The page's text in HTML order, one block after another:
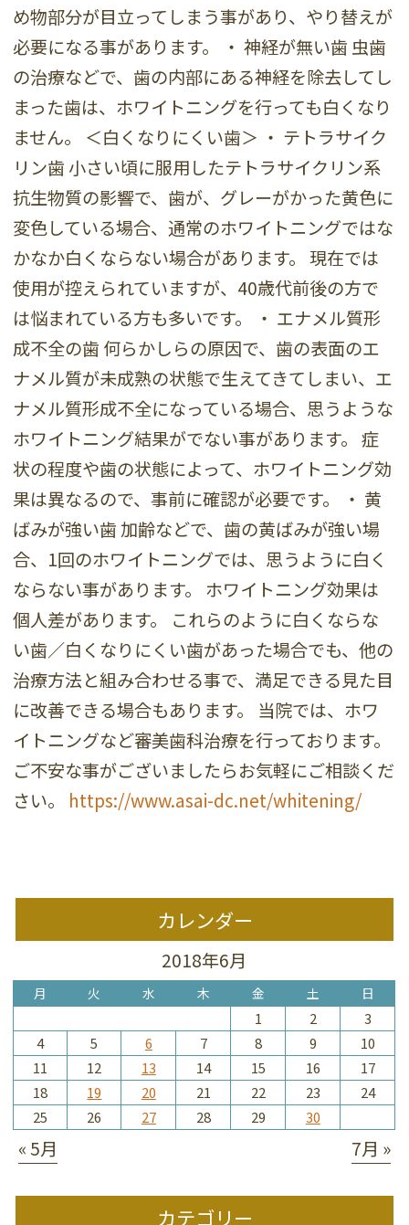
め物部分が目立ってしまう事があり、やり替えが
必要になる事があります。 ・ 神経が無い歯 虫歯
の治療などで、歯の内部にある神経を除去してし
まった歯は、ホワイトニングを行っても白くなり
ません。 ＜白くなりにくい歯＞ ・ テトラサイク
リン歯 小さい頃に服用したテトラサイクリン系
抗生物質の影響で、歯が、グレーがかった黄色に
変色している場合、通常のホワイトニングではな
かなか白くならない場合があります。 現在では
使用が控えられていますが、40歳代前後の方で
は悩まれている方も多いです。 ・ エナメル質形
成不全の歯 何らかしらの原因で、歯の表面のエ
ナメル質が未成熟の状態で生えてきてしまい、エ
ナメル質形成不全になっている場合、思うような
ホワイトニング結果がでない事があります。 症
状の程度や歯の状態によって、ホワイトニング効
果は異なるので、事前に確認が必要です。 ・ 黄
ばみが強い歯 加齢などで、歯の黄ばみが強い場
合、1回のホワイトニングでは、思うように白く
ならない事があります。 ホワイトニング効果は
個人差があります。 これらのように白くならな
い歯／白くなりにくい歯があった場合でも、他の
治療方法と組み合わせる事で、満足できる見た目
に改善できる場合もあります。 当院では、ホワ
イトニングなど審美歯科治療を行っております。
ご不安な事がございましたらお気軽にご相談くだ
さい。 https://www.asai-dc.net/whitening/
カレンダー
2018年6月
月 火 水 木 金 土 日
1 2
3
4
5 6 7 8 9
10
11
12 13 14 15 16
17
18
19 20 21 22 23
24
25
26 27 28 29 30
« 5月 7月 »
カテゴリー